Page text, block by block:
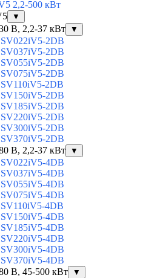
2,2-500 кВт
▼
В, 2,2-37 кВт ▼
SV022iV5-2DB
SV037iV5-2DB
SV055iV5-2DB
SV075iV5-2DB
SV110iV5-2DB
SV150iV5-2DB
SV185iV5-2DB
SV220iV5-2DB
SV300iV5-2DB
SV370iV5-2DB
В, 2,2-37 кВт
▼
SV022iV5-4DB
SV037iV5-4DB
SV055iV5-4DB
SV075iV5-4DB
SV110iV5-4DB
SV150iV5-4DB
SV185iV5-4DB
SV220iV5-4DB
SV300iV5-4DB
SV370iV5-4DB
В, 45-500 кВт
▼